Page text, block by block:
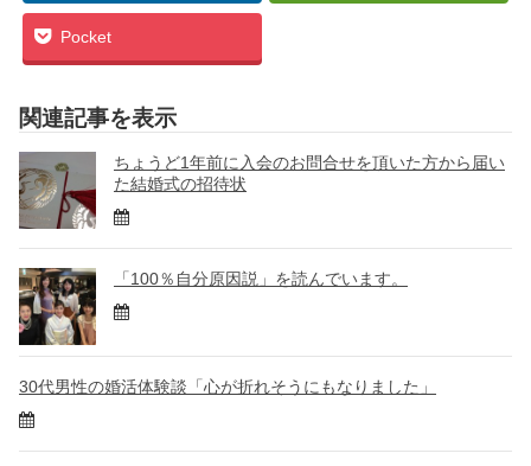
Pocket
関連記事を表示
ちょうど1年前に入会のお問合せを頂いた方から届い
た結婚式の招待状
「100％自分原因説」を読んでいます。
30代男性の婚活体験談「心が折れそうにもなりました」